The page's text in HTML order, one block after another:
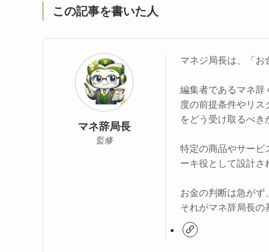
この記事を書いた人
マネ辞局長
監修
マネジ局長は、「お
編集者であるマネ辞
度の前提条件やリス
をどう受け取るべき
特定の商品やサービ
ーキ役として設計さ
お金の判断は急がず
それがマネ辞局長の